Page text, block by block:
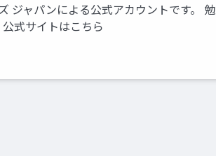
ジャパンによる公式アカウントです。 勉
式サイトはこちら